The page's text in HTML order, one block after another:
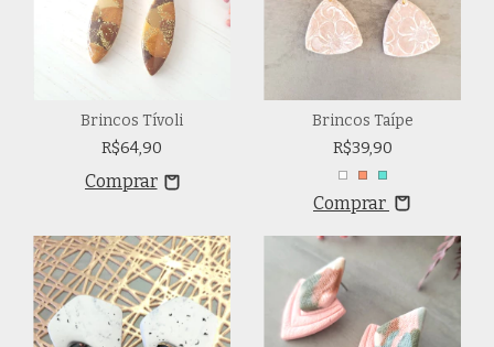
Brincos Tívoli
R$64,90
Brincos Taípe
R$39,90
Comprar